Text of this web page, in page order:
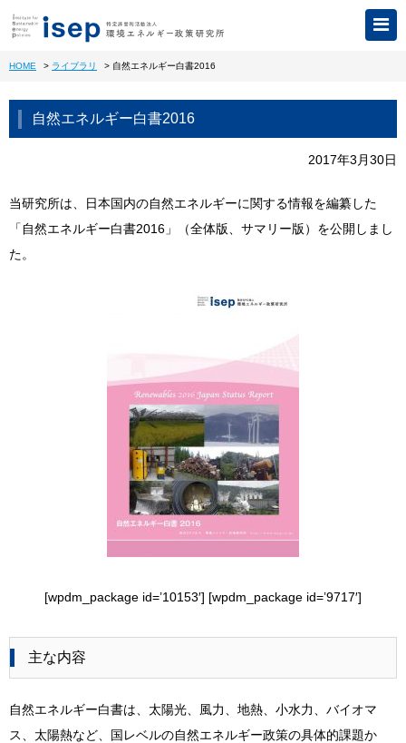
HOME > ライブラリ > 自然エネルギー白書2016
自然エネルギー白書2016
2017年3月30日
当研究所は、日本国内の自然エネルギーに関する情報を編纂した
「自然エネルギー白書2016」（全体版、サマリー版）を公開しまし
た。
[wpdm_package id=’10153′] [wpdm_package id=’9717′]
主な内容
自然エネルギー白書は、太陽光、風力、地熱、小水力、バイオマ
ス、太陽熱など、国レベルの自然エネルギー政策の具体的課題か